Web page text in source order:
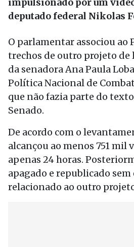
deputado federal Nikolas
O parlamentar associou ao
trechos de outro projeto de
da senadora Ana Paula
Política Nacional de
que não fazia parte do
Senado.
De acordo com o
alcançou ao menos 751 mil
apenas 24 horas.
apagado e republicado sem
relacionado ao outro